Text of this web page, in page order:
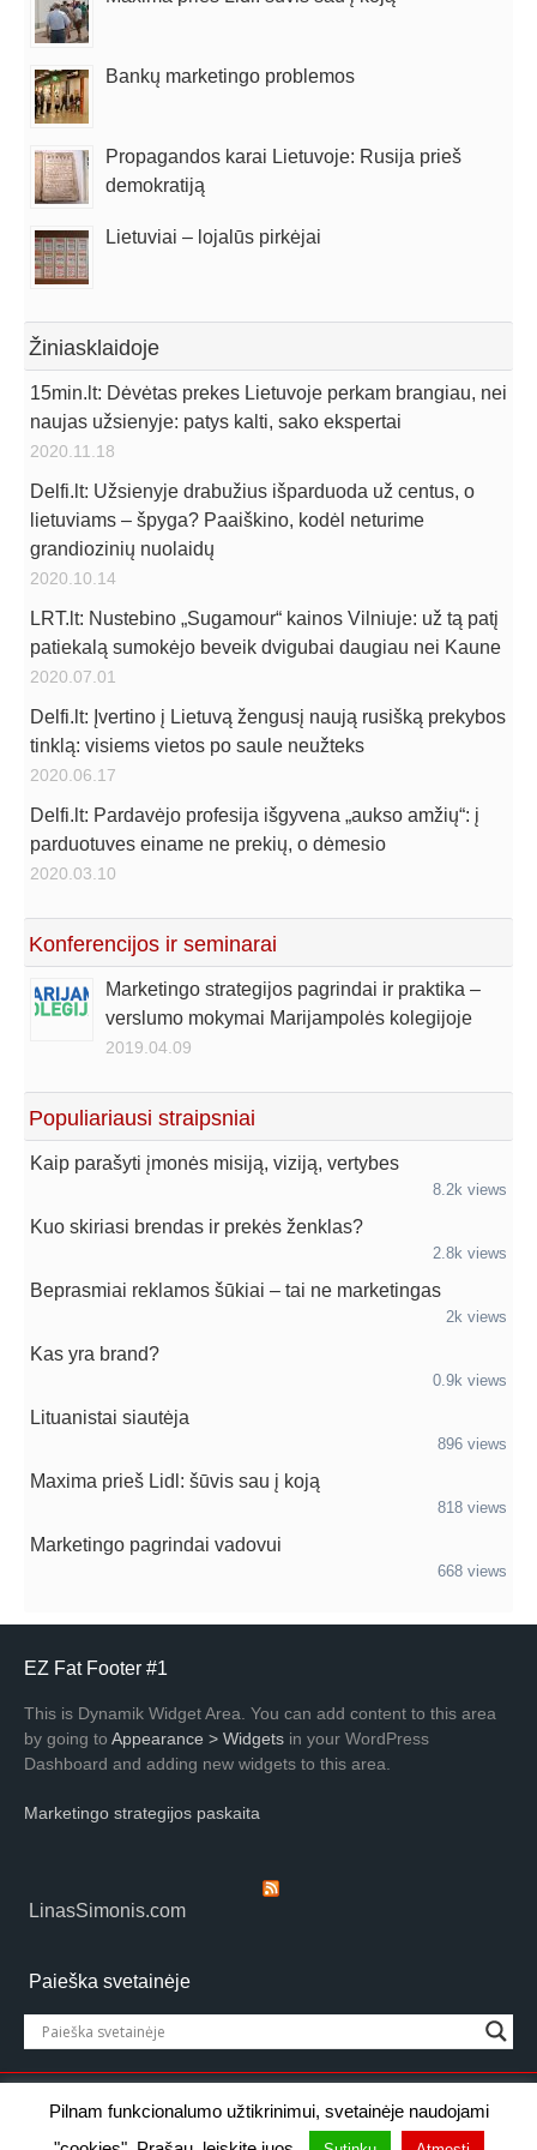
Bankų marketingo problemos
Propagandos karai Lietuvoje: Rusija prieš
demokratiją
Lietuviai – lojalūs pirkėjai
Žiniasklaidoje
15min.lt: Dėvėtas prekes Lietuvoje perkam brangiau, nei
naujas užsienyje: patys kalti, sako ekspertai
2020.11.18
Delfi.lt: Užsienyje drabužius išparduoda už centus, o
lietuviams – špyga? Paaiškino, kodėl neturime
grandiozinių nuolaidų
2020.10.14
LRT.lt: Nustebino „Sugamour“ kainos Vilniuje: už tą patį
patiekalą sumokėjo beveik dvigubai daugiau nei Kaune
2020.07.01
Delfi.lt: Įvertino į Lietuvą žengusį naują rusišką prekybos
tinklą: visiems vietos po saule neužteks
2020.06.17
Delfi.lt: Pardavėjo profesija išgyvena „aukso amžių“: į
parduotuves einame ne prekių, o dėmesio
2020.03.10
Konferencijos ir seminarai
Marketingo strategijos pagrindai ir praktika –
verslumo mokymai Marijampolės kolegijoje
2019.04.09
Populiariausi straipsniai
Kaip parašyti įmonės misiją, viziją, vertybes
8.2k views
Kuo skiriasi brendas ir prekės ženklas?
2.8k views
Beprasmiai reklamos šūkiai – tai ne marketingas
2k views
Kas yra brand?
0.9k views
Lituanistai siautėja
896 views
Maxima prieš Lidl: šūvis sau į koją
818 views
Marketingo pagrindai vadovui
668 views
EZ Fat Footer #1
This is Dynamik Widget Area. You can add content to this area
by going to Appearance > Widgets in your WordPress
Dashboard and adding new widgets to this area.
Marketingo strategijos paskaita
LinasSimonis.com
Paieška svetainėje
© 1999–2026 Linas Šimonis
Terminalo g. 3, Kauno LEZ, LT-54469 Kaunas
Pilnam funkcionalumo užtikrinimui, svetainėje naudojami